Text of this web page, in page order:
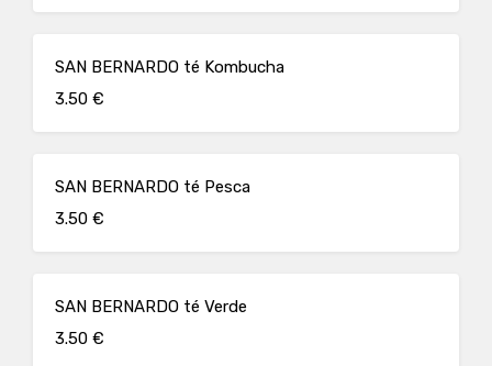
SAN BERNARDO té Kombucha
3.50 €
SAN BERNARDO té Pesca
3.50 €
SAN BERNARDO té Verde
3.50 €